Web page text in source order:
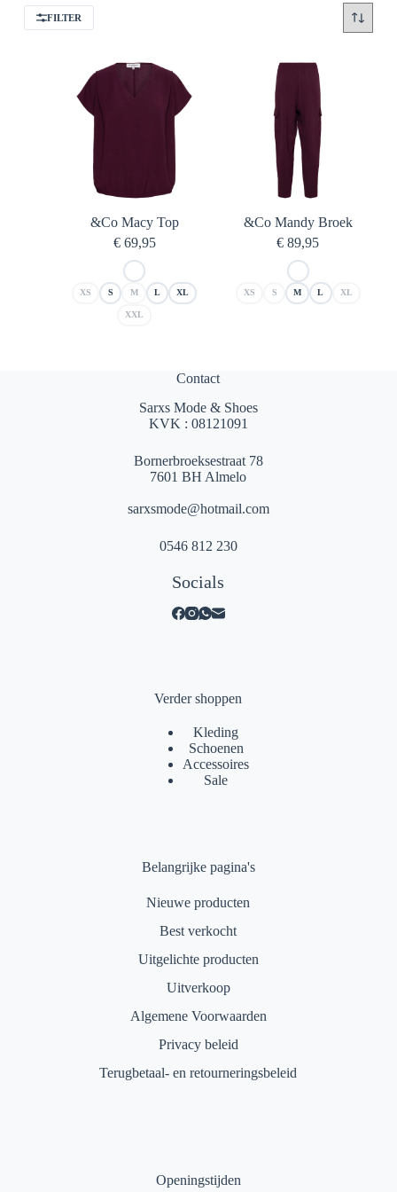
FILTER
&Co Macy Top
€69,95
XS S M L XL
XXL
&Co Mandy Broek
€ 89,95
XS S M L XL
Contact
Sarxs Mode & Shoes
KVK : 08121091
Bornerbroeksestraat 78
7601 BH Almelo
sarxsmode@hotmail.com
0546 812 230
Socials
Verder shoppen
Kleding
Schoenen
Accessoires
Sale
Belangrijke pagina's
Nieuwe producten
Best verkocht
Uitgelichte producten
Uitverkoop
Algemene Voorwaarden
Privacy beleid
Terugbetaal- en retourneringsbeleid
Openingstijden